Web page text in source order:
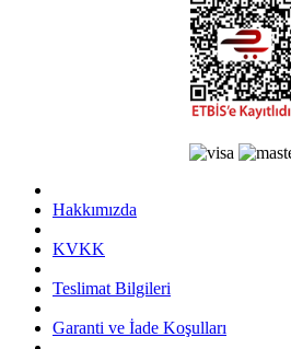
Hakkımızda
KVKK
Teslimat Bilgileri
Garanti ve İade Koşulları